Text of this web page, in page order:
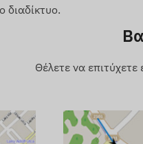
μέσω δικτύων
διαδίκτυο.
Θέλετε να